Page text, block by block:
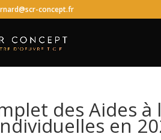
concept.fr
des Aides
en